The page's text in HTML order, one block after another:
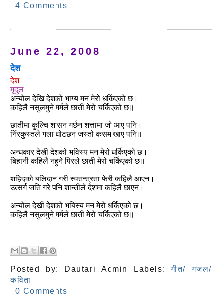
4 Comments
June 22, 2008
देश
देश
मृदुल
अन्योल देखि देशको भाग्य मन मेरो धर्किएको छ।
कहिलै नसुलमुने मर्मले छाती मेरो चर्किएको छ॥
छातीमा कुल्चि शासन गर्छन शत्तामा जो आए पनि।
निंरकुस्तले गला घोटछन जस्तो कसम खाए पनि॥
अन्धकार देखी देशको भविस्य मन मेरो धर्किएको छ।
बिहानी कहिलै नहुने पिरले छाती मेरो चर्किएको छ॥
शहिदको बलिदान गरी स्वतन्त्रता फेरी कहिलै आएन।
उत्सर्ग जति गरे पनि शान्तीले देशमा कहिलै छाएन।
अन्योल देखी देशको भबिस्य मन मेरो धर्किएको छ।
कहिलै नसुलमुने मर्मले छाती मेरो चर्किएको छ॥
Posted by: Dautari Admin Labels:गीत/ गजल/
कविता
0 Comments